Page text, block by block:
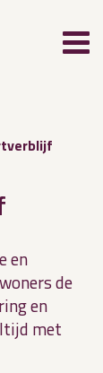
en
de
en
met